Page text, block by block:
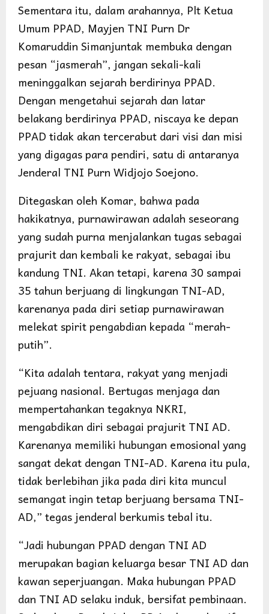
Sementara itu, dalam arahannya, Plt Ketua
Umum PPAD, Mayjen TNI Purn Dr
Komaruddin Simanjuntak membuka dengan
pesan “jasmerah”, jangan sekali-kali
meninggalkan sejarah berdirinya PPAD.
Dengan mengetahui sejarah dan latar
belakang berdirinya PPAD, niscaya ke depan
PPAD tidak akan tercerabut dari visi dan misi
yang digagas para pendiri, satu di antaranya
Jenderal TNI Purn Widjojo Soejono.
Ditegaskan oleh Komar, bahwa pada
hakikatnya, purnawirawan adalah seseorang
yang sudah purna menjalankan tugas sebagai
prajurit dan kembali ke rakyat, sebagai ibu
kandung TNI. Akan tetapi, karena 30 sampai
35 tahun berjuang di lingkungan TNI-AD,
karenanya pada diri setiap purnawirawan
melekat spirit pengabdian kepada “merah-
putih”.
“Kita adalah tentara, rakyat yang menjadi
pejuang nasional. Bertugas menjaga dan
mempertahankan tegaknya NKRI,
mengabdikan diri sebagai prajurit TNI AD.
Karenanya memiliki hubungan emosional yang
sangat dekat dengan TNI-AD. Karena itu pula,
tidak berlebihan jika pada diri kita muncul
semangat ingin tetap berjuang bersama TNI-
AD,” tegas jenderal berkumis tebal itu.
“Jadi hubungan PPAD dengan TNI AD
merupakan bagian keluarga besar TNI AD dan
kawan seperjuangan. Maka hubungan PPAD
dan TNI AD selaku induk, bersifat pembinaan.